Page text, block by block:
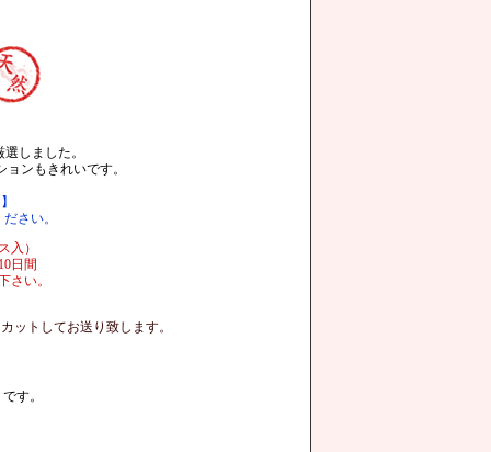
しました。
ンもきれいです。
さい。
入）
日間
さい。
ットしてお送り致します。
す。